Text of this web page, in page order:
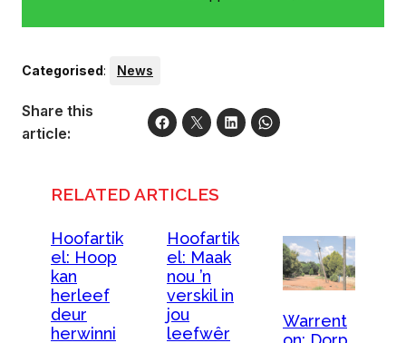
Categorised: News
Share this
article:
RELATED ARTICLES
Hoofartik
el: Hoop
kan
herleef
deur
herwinni
Hoofartik
el: Maak
nou ’n
verskil in
jou
leefwêr
Warrent